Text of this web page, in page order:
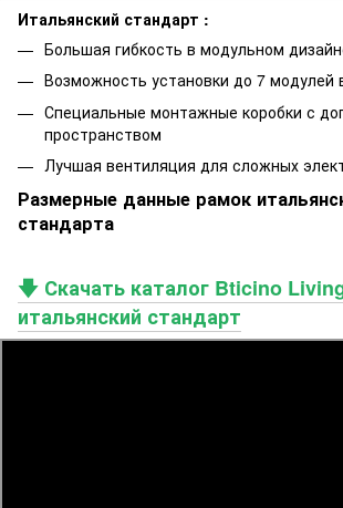
Итальянский стандарт :
Большая гибкость в модульном
Возможность установки до 7 модулей
Специальные монтажные коробки с
пространством
Лучшая вентиляция для сложных
Размерные данные рамок
стандарта
🡇 Скачать каталог Bticino
итальянский стандарт